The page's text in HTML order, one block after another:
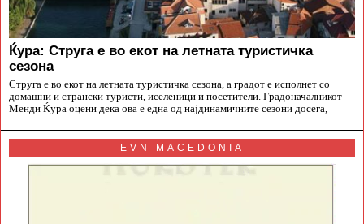
Ќура: Струга е во екот на летната туристичка
сезона
Струга е во екот на летната туристичка сезона, а градот е исполнет со
домашни и странски туристи, иселеници и посетители. Градоначалникот
Менди Ќура оцени дека ова е една од најдинамичните сезони досега,
EVN MACEDONIA